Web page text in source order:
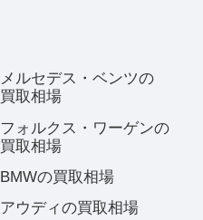
メルセデス・ベンツの
買取相場
フォルクス・ワーゲンの
買取相場
BMWの買取相場
アウディの買取相場